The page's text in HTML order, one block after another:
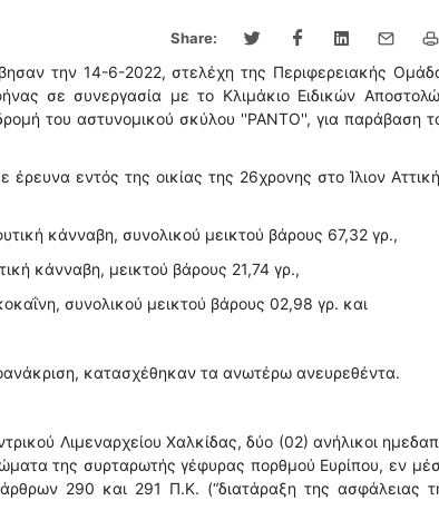
Share:
την 14-6-2022, στελέχη της Περιφερειακής
σε συνεργασία με το Κλιμάκιο Ειδικών
του αστυνομικού σκύλου ''ΡΑΝΤΟ'', για παράβαση
έρευνα εντός της οικίας της 26χρονης στο Ίλιον
κάνναβη, συνολικού μεικτού βάρους 67,32 γρ.,
κάνναβη, μεικτού βάρους 21,74 γρ.,
συνολικού μεικτού βάρους 02,98 γρ. και
κατασχέθηκαν τα ανωτέρω ανευρεθέντα.
Λιμεναρχείου Χαλκίδας, δύο (02) ανήλικοι
της συρταρωτής γέφυρας πορθμού Ευρίπου, εν
290 και 291 Π.Κ. (“διατάραξη της ασφάλειας